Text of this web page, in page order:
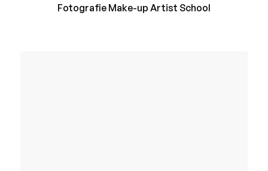
Fotografie Make-up Artist School